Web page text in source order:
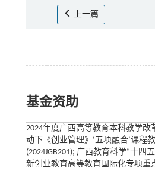
上一篇
基金资助
2024年度广西高等教育本科教学改
动下《创业管理》‘五项融合’课程
(2024JGB201); 广西教育科学“十四
新创业教育高等教育国际化专项重